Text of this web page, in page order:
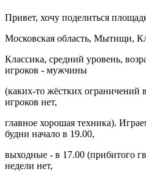
Привет, хочу поделиться
Московская область, Мытищи,
Классика, средний уровень,
игроков - мужчины
(каких-то жёстких ограничений
игроков нет,
главное хорошая техника).
будни начало в 19.00,
выходные - в 17.00 (прибитого
недели нет,